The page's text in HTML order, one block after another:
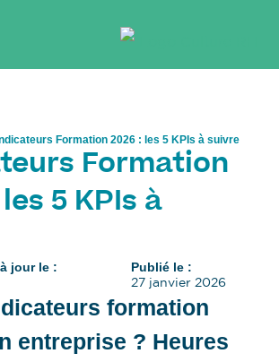
Formation 2026 : les 5 KPIs à suivre
Formation
5 KPIs à
jour le : Publié le :
27 janvier 2026
formation
entreprise ? Heures